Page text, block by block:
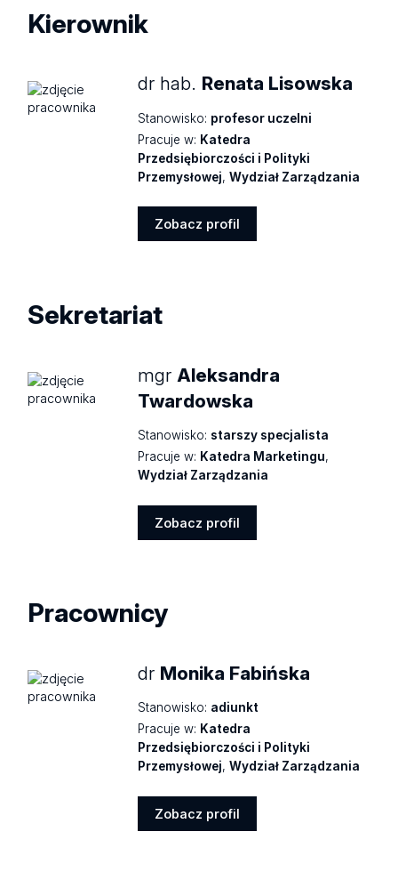
Kierownik
dr hab. Renata Lisowska
Stanowisko: profesor uczelni
Pracuje w: Katedra
Przedsiębiorczości i Polityki
Przemysłowej,Wydział Zarządzania
Zobacz profil
Sekretariat
mgr Aleksandra
Twardowska
Stanowisko: starszy specjalista
Pracuje w: Katedra Marketingu,
Wydział Zarządzania
Zobacz profil
Pracownicy
dr Monika Fabińska
Stanowisko: adiunkt
Pracuje w: Katedra
Przedsiębiorczości i Polityki
Przemysłowej,Wydział Zarządzania
Zobacz profil